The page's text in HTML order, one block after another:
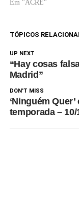
Marielle Franco e do
quinta-feira (31), no 4º
Em "ACRE"
TÓPICOS
UP NEXT
“Hay cosas
Madrid”
DON'T MISS
‘Ninguém
temporada –